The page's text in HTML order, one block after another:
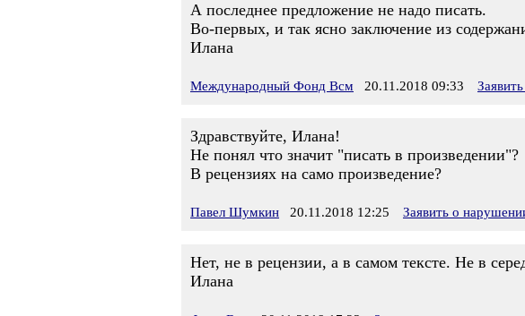
А последнее предложение не надо писать.
Во-первых, и так ясно заключение из
Илана
Международный Фонд Всм 20.11.2018 09:33
Здравствуйте, Илана!
Не понял что значит "писать в произведении"?
В рецензиях на само произведение?
Павел Шумкин 20.11.2018 12:25 Заявить о
Нет, не в рецензии, а в самом тексте. Не в
Илана